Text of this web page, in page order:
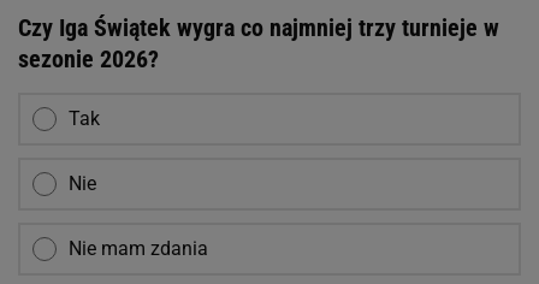
Czy Iga Świątek wygra co najmniej trzy turnieje w
sezonie 2026?
Tak
Nie
Nie mam zdania